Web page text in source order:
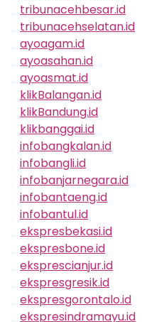
tribunacehbesar.id
tribunacehselatan.id
ayoagam.id
ayoasahan.id
ayoasmat.id
klikBalangan.id
klikBandung.id
klikbanggai.id
infobangkalan.id
infobangli.id
infobanjarnegara.id
infobantaeng.id
infobantul.id
ekspresbekasi.id
ekspresbone.id
eksprescianjur.id
ekspresgresik.id
ekspresgorontalo.id
ekspresindramayu.id